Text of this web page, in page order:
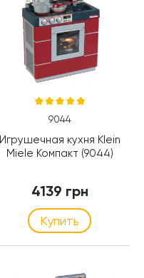
9044
Игрушечная кухня Klein
Miele Компакт (9044)
4139 грн
Купить